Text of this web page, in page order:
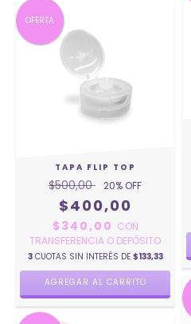
OFERTA
TAPA FLIP TOP
$500,00 20% OFF
$400,00
$340,00 CON
TRANSFERENCIA O DEPÓSITO
3 CUOTAS SIN INTERÉS DE $133,33
AGREGAR AL CARRITO